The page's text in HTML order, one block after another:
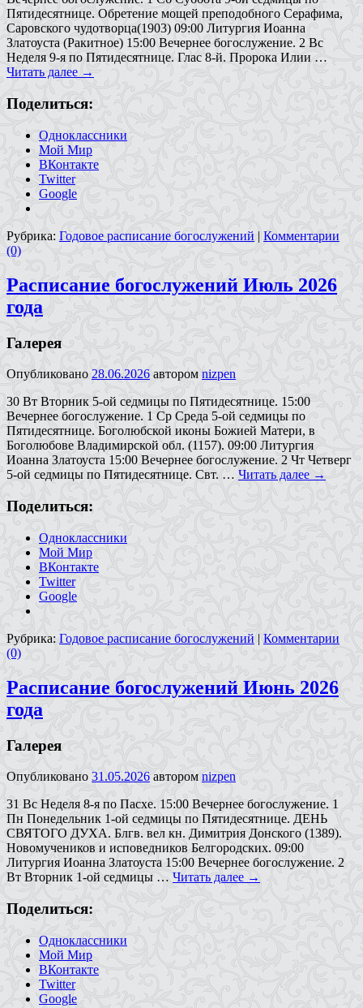
Пятидесятнице. Обретение мощей преподобного Серафима,
Саровского чудотворца(1903) 09:00 Литургия Иоанна
Златоуста (Ракитное) 15:00 Вечернее богослужение. 2 Вс
Неделя 9-я по Пятидесятнице. Глас 8-й. Пророка Илии …
Читать далее →
Поделиться:
Одноклассники
Мой Мир
ВКонтакте
Twitter
Google
Рубрика: Годовое расписание богослужений | Комментарии
(0)
Расписание богослужений Июль 2026
года
Галерея
Опубликовано 28.06.2026 авторомnizpen
30 Вт Вторник 5-ой седмицы по Пятидесятнице. 15:00
Вечернее богослужение. 1 Ср Среда 5-ой седмицы по
Пятидесятнице. Боголюбской иконы Божией Матери, в
Боголюбове Владимирской обл. (1157). 09:00 Литургия
Иоанна Златоуста 15:00 Вечернее богослужение. 2 Чт Четверг
5-ой седмицы по Пятидесятнице. Свт. … Читать далее →
Поделиться:
Одноклассники
Мой Мир
ВКонтакте
Twitter
Google
Рубрика: Годовое расписание богослужений |Комментарии
(0)
Расписание богослужений Июнь 2026
года
Галерея
Опубликовано 31.05.2026 авторомnizpen
31 Вс Неделя 8-я по Пасхе. 15:00 Вечернее богослужение. 1
Пн Понедельник 1-ой седмицы по Пятидесятнице. ДЕНЬ
СВЯТОГО ДУХА. Блгв. вел кн. Димитрия Донского (1389).
Новомучеников и исповедников Белгородских. 09:00
Литургия Иоанна Златоуста 15:00 Вечернее богослужение. 2
Вт Вторник 1-ой седмицы … Читать далее →
Поделиться:
Одноклассники
Мой Мир
ВКонтакте
Twitter
Google